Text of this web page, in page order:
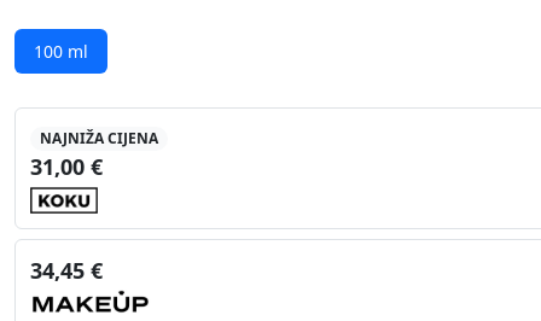
100 ml
NAJNIŽA CIJENA
31,00 €
34,45 €